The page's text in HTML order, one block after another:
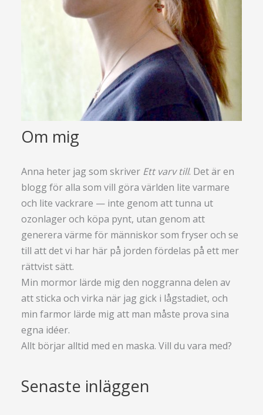
Om mig
Anna heter jag som skriver Ett varv till. Det är en
blogg för alla som vill göra världen lite varmare
och lite vackrare — inte genom att tunna ut
ozonlager och köpa pynt, utan genom att
generera värme för människor som fryser och se
till att det vi har här på jorden fördelas på ett mer
rättvist sätt.
Min mormor lärde mig den noggranna delen av
att sticka och virka när jag gick i lågstadiet, och
min farmor lärde mig att man måste prova sina
egna idéer.
Allt börjar alltid med en maska. Vill du vara med?
Senaste inläggen